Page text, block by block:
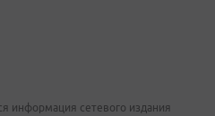
информация сетевого издания